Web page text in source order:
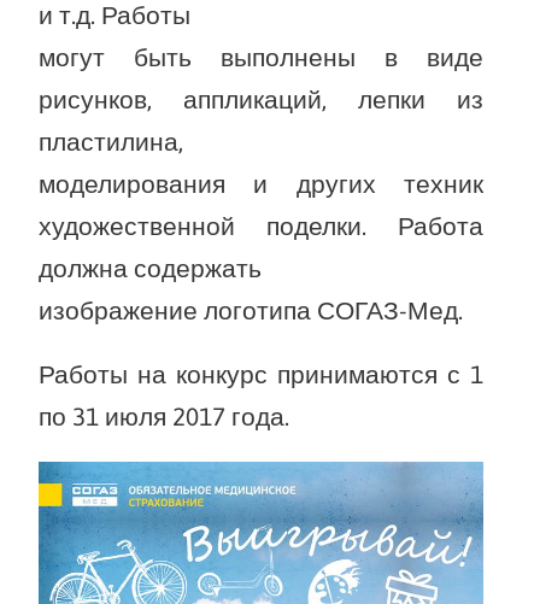
и т.д. Работы
могут быть выполнены в виде
рисунков, аппликаций, лепки из
пластилина,
моделирования и других техник
художественной поделки. Работа
должна содержать
изображение логотипа СОГАЗ-Мед.
Работы на конкурс принимаются с 1
по 31 июля 2017 года.